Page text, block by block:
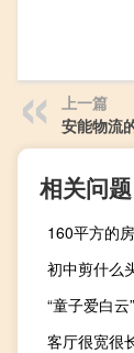
上一篇
安能物流
相关问题
160平方的
初中剪什么
“童子爱白
客厅很宽很